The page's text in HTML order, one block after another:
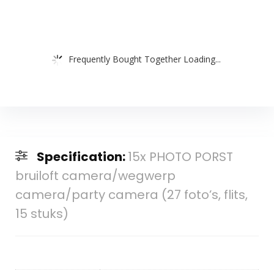
Frequently Bought Together Loading...
Specification:15x PHOTO PORST
bruiloft camera/wegwerp
camera/party camera (27 foto’s, flits,
15 stuks)